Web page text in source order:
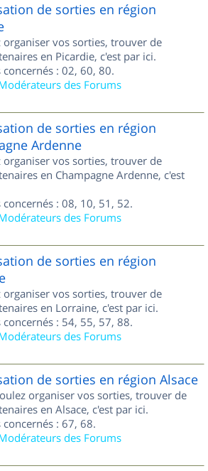
de sorties en région
organiser vos sorties, trouver de
en Picardie, c'est par ici.
: 02, 60, 80.
des Forums
de sorties en région
Ardenne
organiser vos sorties, trouver de
en Champagne Ardenne, c'est
: 08, 10, 51, 52.
des Forums
de sorties en région
organiser vos sorties, trouver de
en Lorraine, c'est par ici.
: 54, 55, 57, 88.
des Forums
de sorties en région Alsace
organiser vos sorties, trouver de
en Alsace, c'est par ici.
: 67, 68.
des Forums